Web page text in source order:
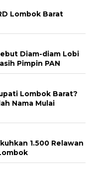
Lombok Barat
Diam-diam Lobi
Pimpin PAN
Lombok Barat?
Nama Mulai
1.500 Relawan